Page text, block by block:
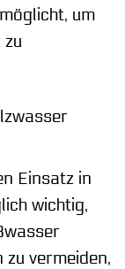
um
zu
Einsatz in
wichtig,
vermeiden,